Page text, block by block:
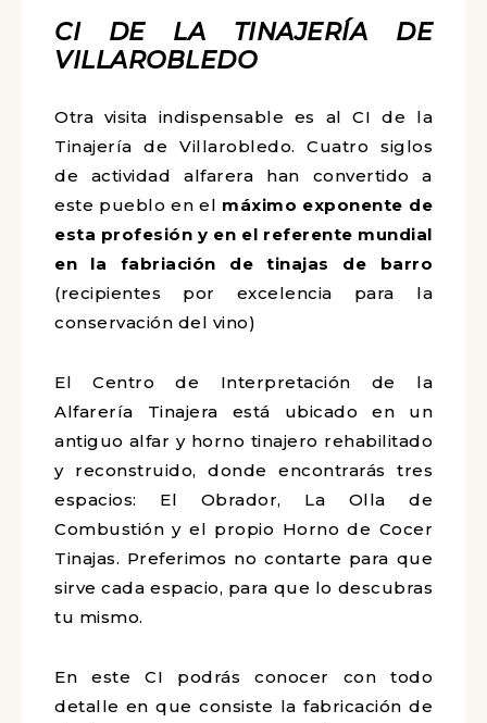
CI DE LA TINAJERÍA DE
VILLAROBLEDO
Otra visita indispensable es al
CI de la
Tinajería de Villarobledo. Cuatro siglos
de actividad alfarera han convertido a
este pueblo en el máximo exponente de
esta profesión y en el referente mundial
en la fabriación de tinajas de barro
(recipientes por excelencia para la
conservación del vino)
El Centro de Interpretación de la
Alfarería Tinajera está ubicado en un
antiguo alfar y horno tinajero rehabilitado
y reconstruido, donde encontrarás tres
espacios: El Obrador, La Olla de
Combustión y el propio Horno de Cocer
Tinajas. Preferimos no contarte para que
sirve cada espacio, para que lo descubras
tu mismo.
En este CI podrás conocer con todo
detalle en que consiste la fabricación de